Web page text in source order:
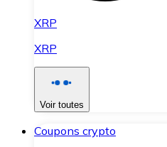
XRP
XRP
Voir toutes
Coupons crypto